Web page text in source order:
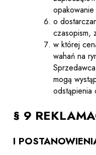
o
czasopism,
w której
wahań na
mogą
odstąpienia
§ 9
I